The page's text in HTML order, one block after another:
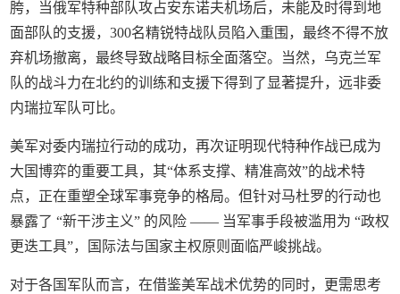
胯，当俄军特种部队攻占安东诺夫机场后，未能及时得到地
面部队的支援，300名精锐特战队员陷入重围，最终不得不放
弃机场撤离，最终导致战略目标全面落空。当然，乌克兰军
队的战斗力在北约的训练和支援下得到了显著提升，远非委
内瑞拉军队可比。
美军对委内瑞拉行动的成功，再次证明现代特种作战已成为
大国博弈的重要工具，其“体系支撑、精准高效”的战术特
点，正在重塑全球军事竞争的格局。但针对马杜罗的行动也
暴露了 “新干涉主义” 的风险 —— 当军事手段被滥用为 “政权
更迭工具”，国际法与国家主权原则面临严峻挑战。
对于各国军队而言，在借鉴美军战术优势的同时，更需思考